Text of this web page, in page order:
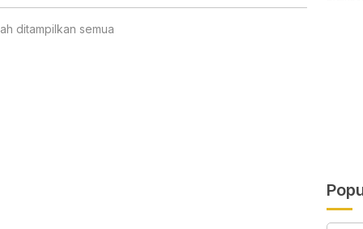
ditampilkan semua